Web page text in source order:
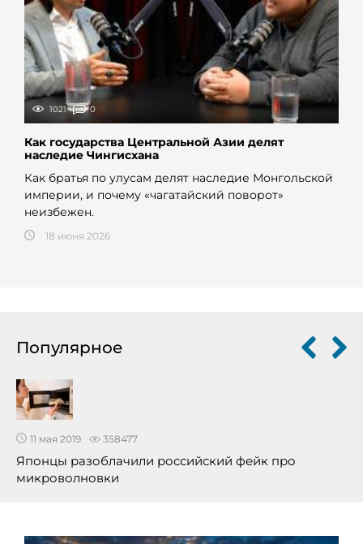
1021 0
Как государства Центральной Азии делят
наследие Чингисхана
Как братья по улусам делят наследие Монгольской
империи, и почему «чагатайский поворот»
неизбежен.
18 июня 2026
Популярное
11 мая 2019 358477
Японцы разоблачили российский фейк про
микроволновки